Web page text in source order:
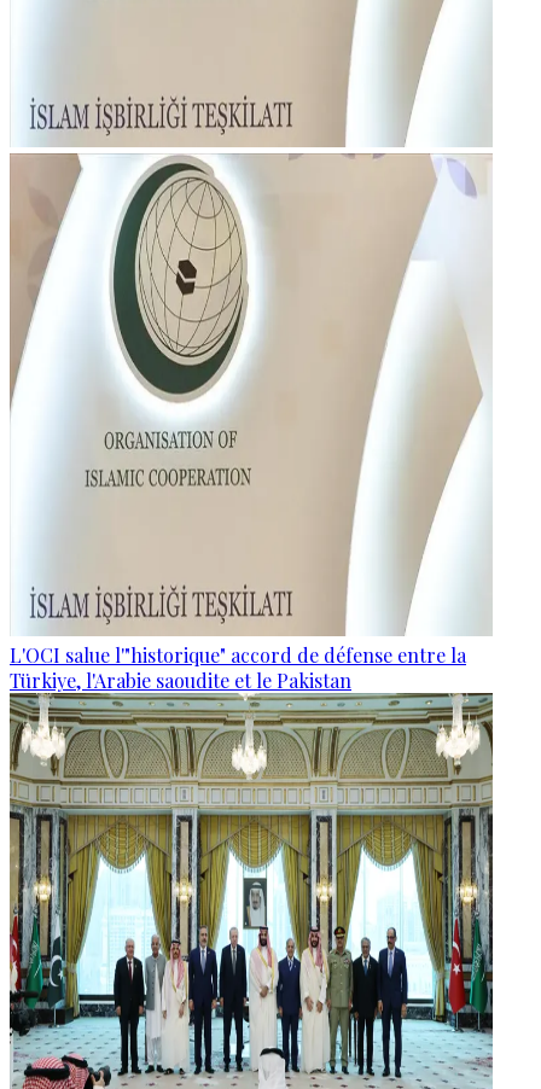
L'OCI salue l'"historique" accord de défense entre la
Türkiye, l'Arabie saoudite et le Pakistan